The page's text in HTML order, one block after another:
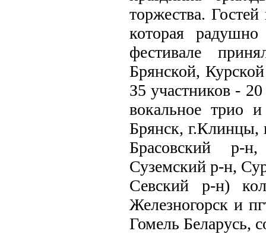
торжества.
которая
фестивале
Брянской,
З5 участников -
вокальное трио
Брянск, г.Клинцы,
Брасовский р-
Суземский р-н,
Севский р-н)
Железногорск и
Гомель Беларусь,